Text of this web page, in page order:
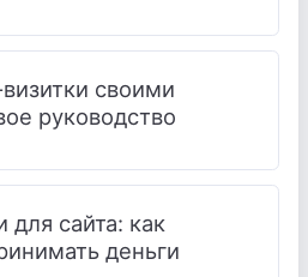
своими
руководство
сайта: как
деньги